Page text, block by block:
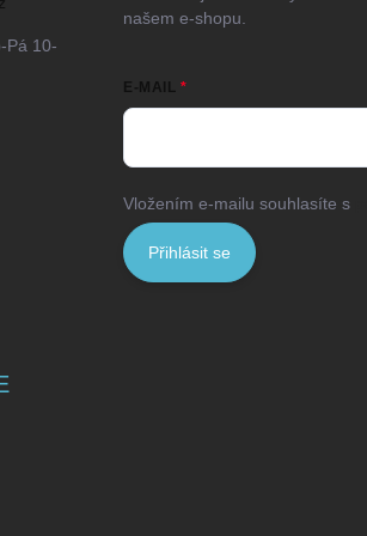
Pá 10-
našem e-shopu.
E-MAIL
Vložením e-mailu souhlasíte s
Přihlásit se